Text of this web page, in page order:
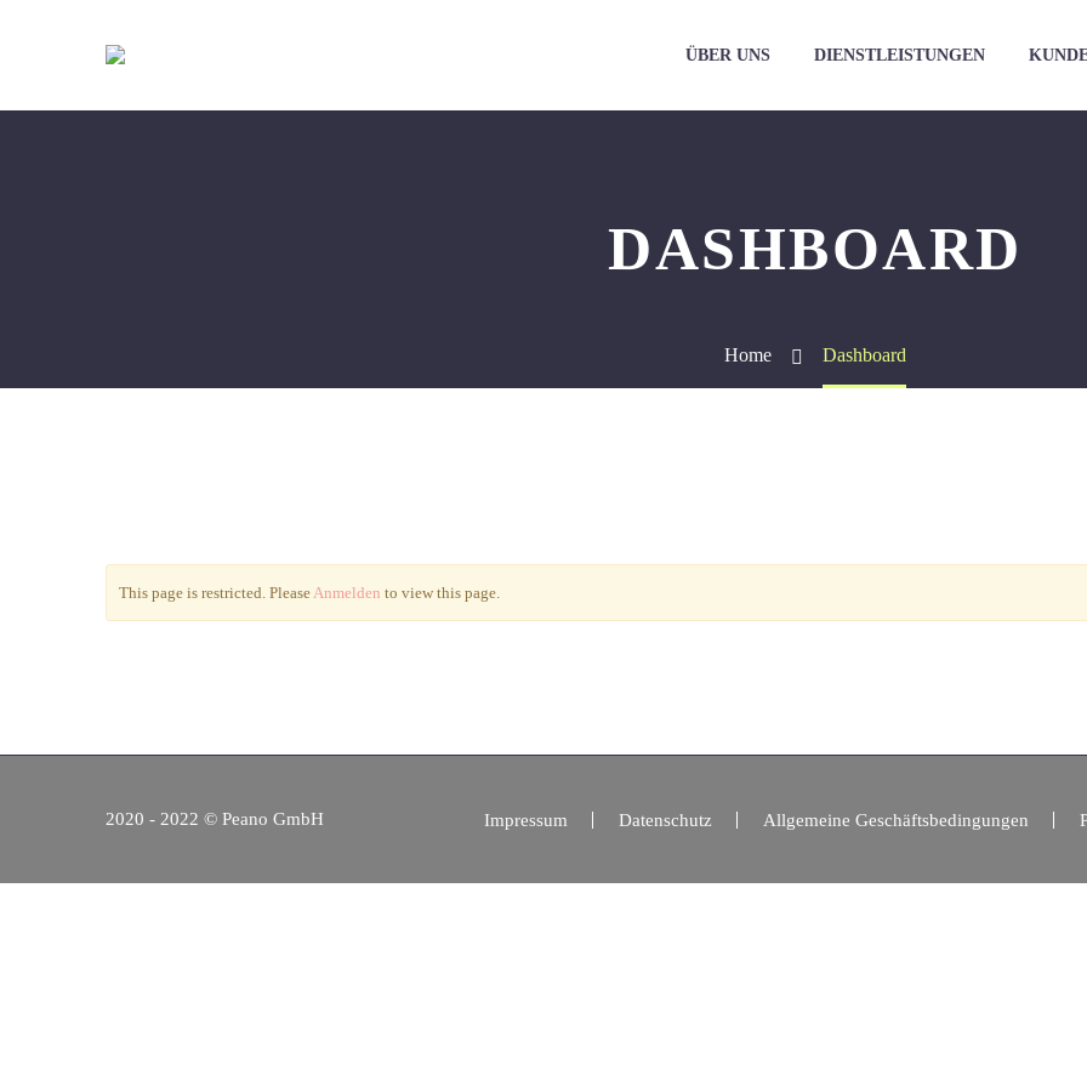
ÜBER UNS DIENSTLEISTUNGEN
DASHBOARD
Home Dashboard
This page is restricted. PleaseAnmelden to view this page.
Impressum Datenschutz Allgemeine Geschäftsbedingungen
2020 - 2022 © Peano GmbH